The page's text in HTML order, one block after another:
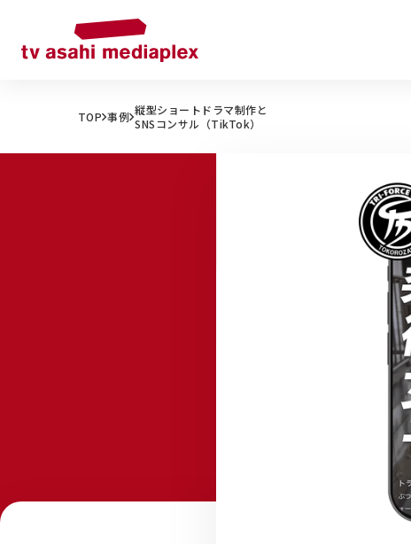
TOP 事例 縦型ショートドラマ制作と
SNSコンサル（TikTok）